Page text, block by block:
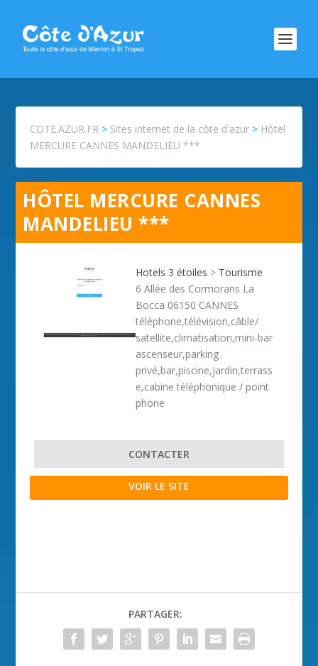
COTE.AZUR.FR > Sites internet de la côte d'azur > Hôtel
MERCURE CANNES MANDELIEU ***
HÔTEL MERCURE CANNES
MANDELIEU ***
Hotels 3 étoiles > Tourisme
6 Allée des Cormorans La
Bocca 06150 CANNES
téléphone,télévision,câble/
satellite,climatisation,mini-bar
ascenseur,parking
privé,bar,piscine,jardin,terrass
e,cabine téléphonique / point
phone
CONTACTER
VOIR LE SITE
PARTAGER: